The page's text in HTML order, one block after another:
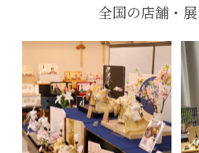
全国の店舗・